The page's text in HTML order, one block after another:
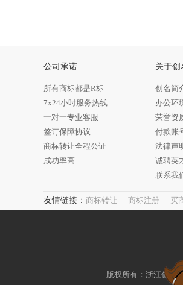
公司承诺
所有商标都是R标
7x24小时服务热线
一对一专业客服
签订保障协议
商标转让全程公证
成功率高
关于创
创名简
办公环
荣誉资
付款账
法律声
诚聘英
联系我
友情链接： 商标转让 商标注册 买
版权所有：浙江创名